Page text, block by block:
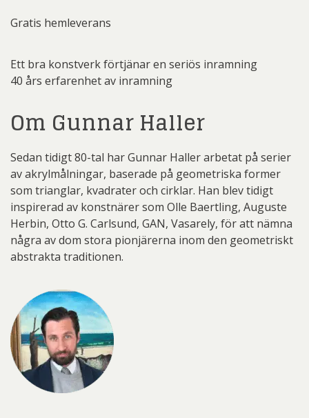
Gratis hemleverans
Ett bra konstverk förtjänar en seriös inramning
40 års erfarenhet av inramning
Om Gunnar Haller
Sedan tidigt 80-tal har Gunnar Haller arbetat på serier
av akrylmålningar, baserade på geometriska former
som trianglar, kvadrater och cirklar. Han blev tidigt
inspirerad av konstnärer som Olle Baertling, Auguste
Herbin, Otto G. Carlsund, GAN, Vasarely, för att nämna
några av dom stora pionjärerna inom den geometriskt
abstrakta traditionen.